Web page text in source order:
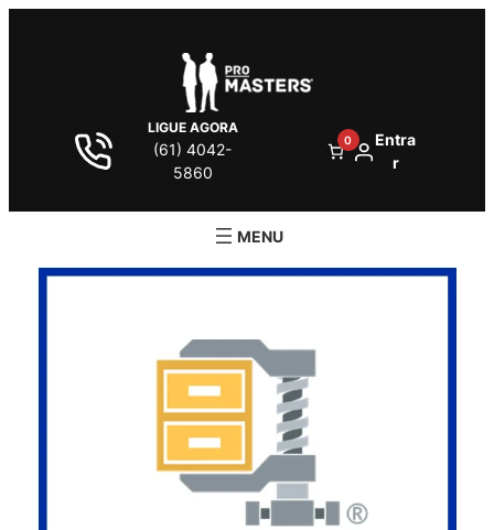
LIGUE AGORA
(61) 4042-
5860
0
Entra
r